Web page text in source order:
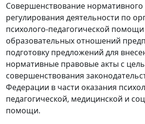
Совершенствование нормативного
регулирования деятельности по
психолого-педагогической
образовательных отношений
подготовку предложений для
нормативные правовые акты с
совершенствования
Федерации в части оказания
педагогической, медицинской и
помощи.